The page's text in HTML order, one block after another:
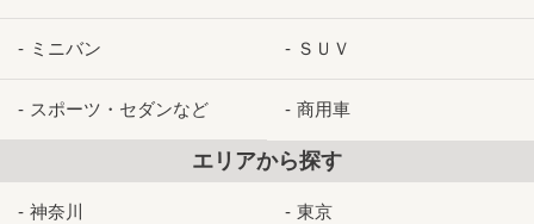
ミニバン ＳＵＶ
スポーツ・セダンなど 商用車
エリアから探す
神奈川 東京